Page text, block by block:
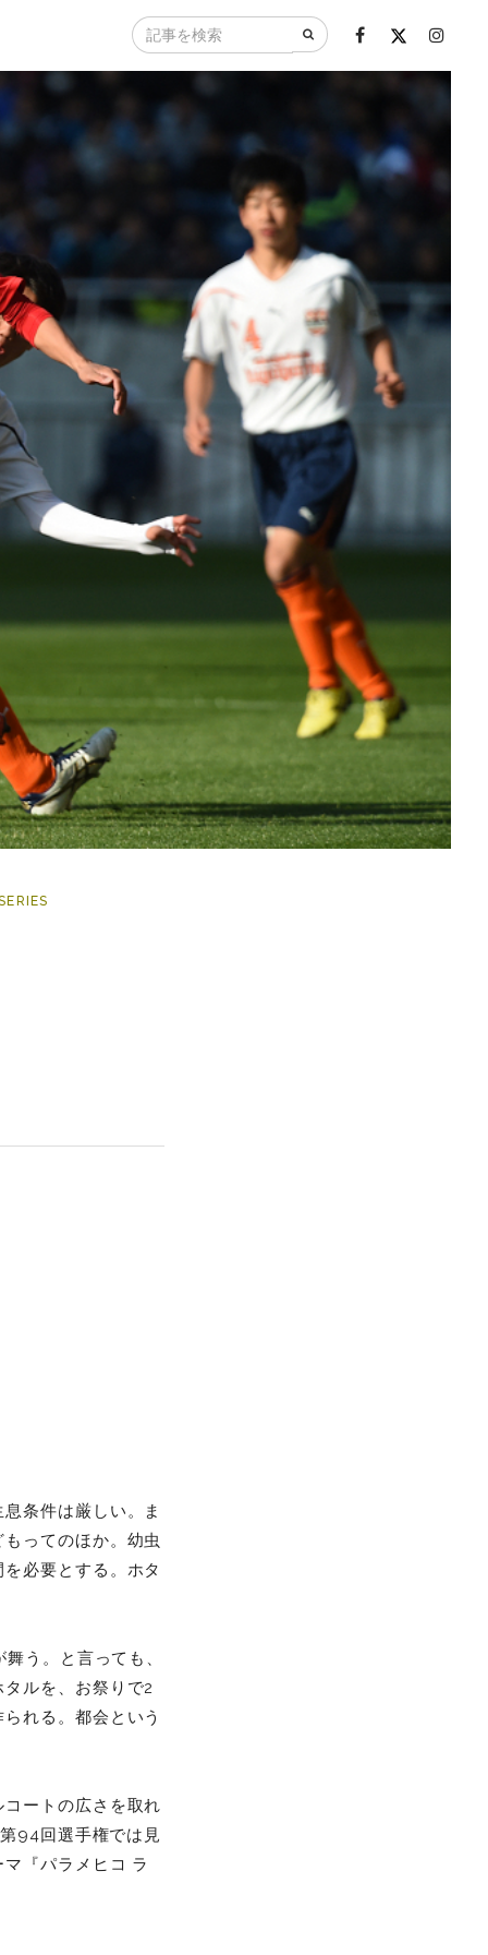
条件は厳しい。ま
ってのほか。幼虫
必要とする。ホタ
う。と言っても、
ルを、お祭りで2
れる。都会という
ートの広さを取れ
94回選手権では見
『パラメヒコ ラ